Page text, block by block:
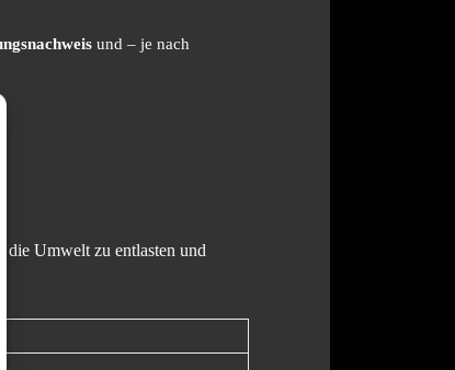
und – je nach
, die Umwelt zu entlasten und